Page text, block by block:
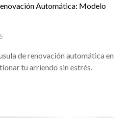
Automática: Modelo
de renovación automática en
tu arriendo sin estrés.